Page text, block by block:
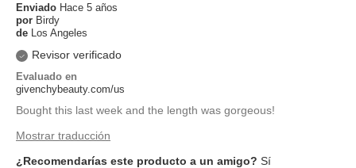
Enviado Hace 5 años
por Birdy
de Los Angeles
Revisor verificado
Evaluado en
givenchybeauty.com/us
Bought this last week and the length was gorgeous!
Mostrar traducción
¿Recomendarías este producto a un amigo? Sí